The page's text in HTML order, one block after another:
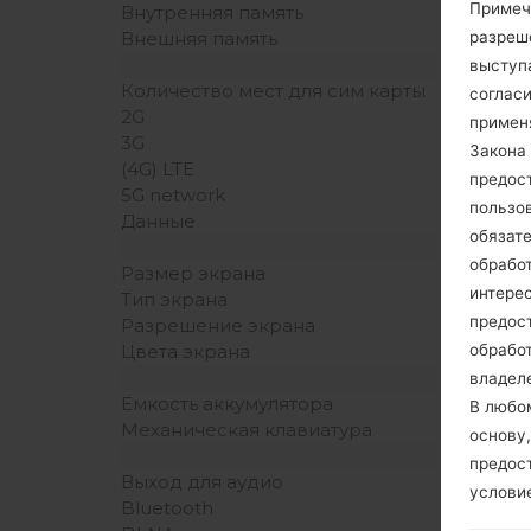
Внутренняя память
Внешняя память
Количество мест для сим карты
2G
3G
(4G) LTE
5G network
Данные
Размер экрана
Тип экрана
Разрешение экрана
Цвета экрана
Емкость аккумулятора
Механическая клавиатура
Выход для аудио
Bluetooth
В